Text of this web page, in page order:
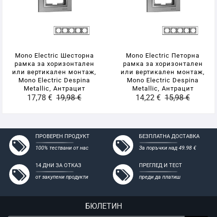
- Висококачествена ABS пластмаса
- Бърз и лесен монтаж
- Съвместими с всички стандартни конзоли за мазилка и
гипсокартон
Mono Electric Шесторна
рамка за хоризонтален
или вертикален монтаж,
Mono Electric Despina
Metallic, Антрацит
17,78 € 19,98 €
Mono Electric Петорна
рамка за хоризонтален
или вертикален монтаж,
Mono Electric Despina
Metallic, Антрацит
14,22 € 15,98 €
ПРОВЕРЕН ПРОДУКТ
100% тествани от нас
БЕЗПЛАТНА ДОСТАВКА
За поръчки над 49.98 €
14 ДНИ ЗА ОТКАЗ
от закупени продукти
ПРЕГЛЕД И ТЕСТ
преди да платиш
БЮЛЕТИН